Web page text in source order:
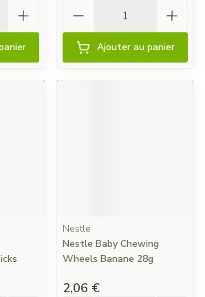
Ajouter au panier
Nestle
Nestle Baby Chewing
Wheels Banane 28g
2,06 €